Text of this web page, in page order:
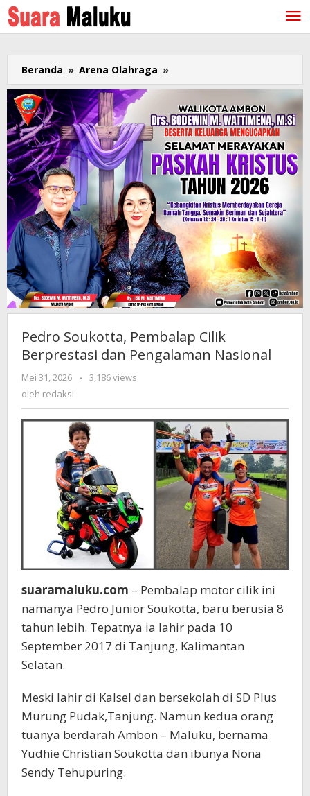
Lewati
ke
konten
Beranda » Arena Olahraga »
Soukotta,
Cilik
Berprestasi
dan
Pengalaman
Nasional
Pedro Soukotta, Pembalap Cilik
Berprestasi dan Pengalaman Nasional
Mei 31, 2026
oleh
-
3,186 views
oleh redaksi
suaramaluku.com – Pembalap motor cilik ini
namanya Pedro Junior Soukotta, baru berusia 8
tahun lebih. Tepatnya ia lahir pada 10
September 2017 di Tanjung, Kalimantan
Selatan.
Meski lahir di Kalsel dan bersekolah di SD Plus
Murung Pudak,Tanjung. Namun kedua orang
tuanya berdarah Ambon – Maluku, bernama
Yudhie Christian Soukotta dan ibunya Nona
Sendy Tehupuring.